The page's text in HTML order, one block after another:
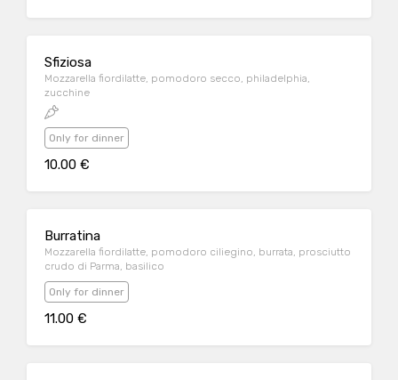
Sfiziosa
Mozzarella fiordilatte, pomodoro secco, philadelphia,
zucchine
Only for dinner
10.00 €
Burratina
Mozzarella fiordilatte, pomodoro ciliegino, burrata, prosciutto
crudo di Parma, basilico
Only for dinner
11.00 €